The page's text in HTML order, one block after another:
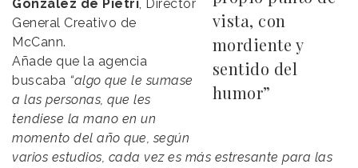
vista, con
mordiente y
sentido del
humor”
González de Pietri, Director
General Creativo de
McCann.
Añade que la agencia
buscaba “algo que le sumase
a las personas, que les
tendiese la mano en un
momento del año que, según
varios estudios, cada vez es más estresante para las